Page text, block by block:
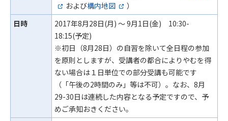
および構内地図
）
日時
2017年8月28日(月) ～ 9月1日(金) 10:30-
18:15(予定)
※初日（8月28日）の自習を除いて全日程の参加
を原則としますが、受講者の都合によりやむを得
ない場合は１日単位での部分受講も可能です
（「午後の2時間のみ」等は不可）。なお、8月
29-30日は連続した内容となる予定ですので、予
めご承知おきください。